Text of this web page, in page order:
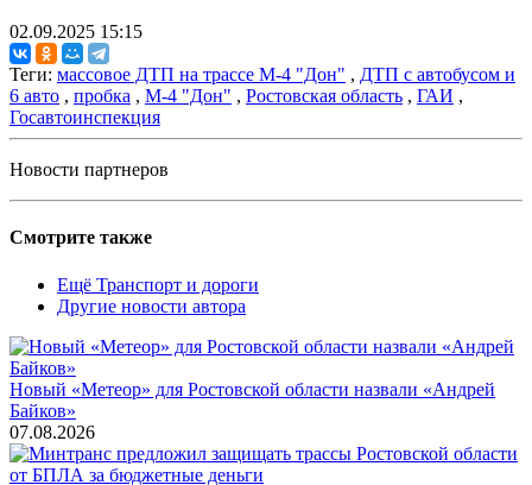
02.09.2025 15:15
Теги: массовое ДТП на трассе М-4 "Дон" , ДТП с автобусом и
6 авто , пробка , М-4 "Дон" , Ростовская область , ГАИ ,
Госавтоинспекция
Новости партнеров
Смотрите также
Ещё Транспорт и дороги
Другие новости автора
Новый «Метеор» для Ростовской области назвали «Андрей
Байков»
07.08.2026